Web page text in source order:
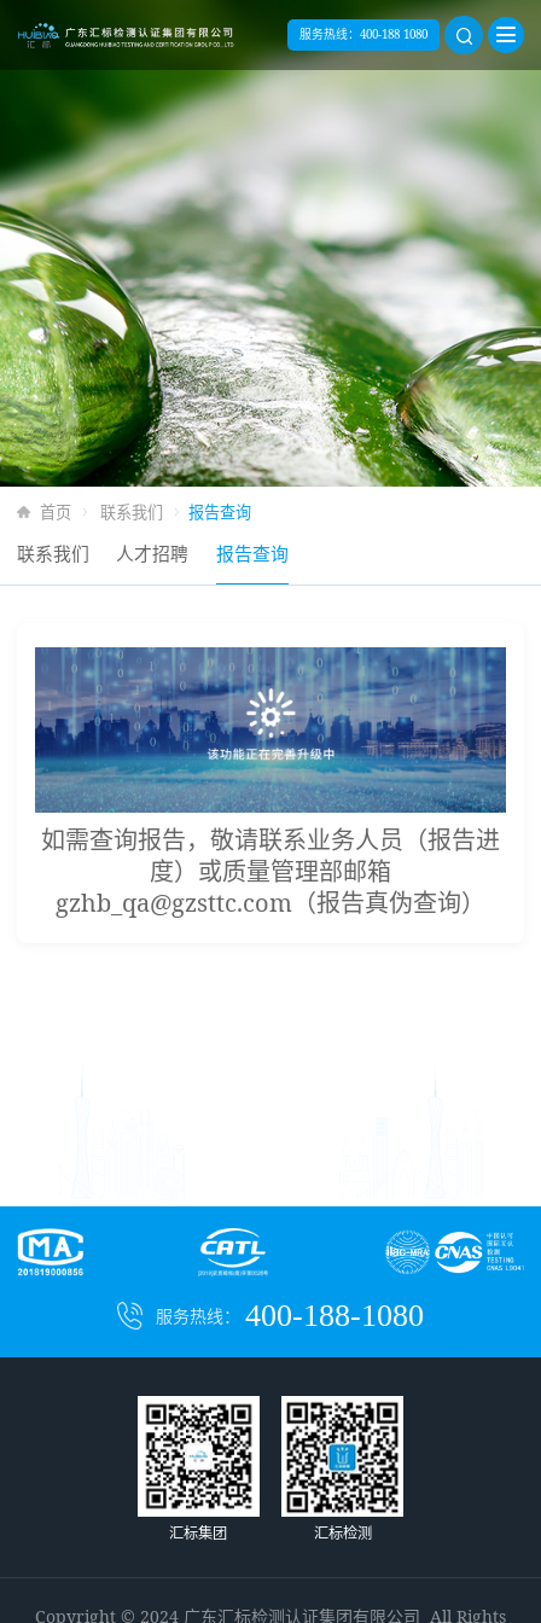
服务热线： 400-188 1080
首页 联系我们 报告查询
联系我们 人才招聘 报告查询
如需查询报告，敬请联系业务人员（报告进
度）或质量管理部邮箱
gzhb_qa@gzsttc.com（报告真伪查询）
服务热线： 400-188-1080
汇标集团 汇标检测
Copyright © 2024 广东汇标检测认证集团有限公司 All Rights